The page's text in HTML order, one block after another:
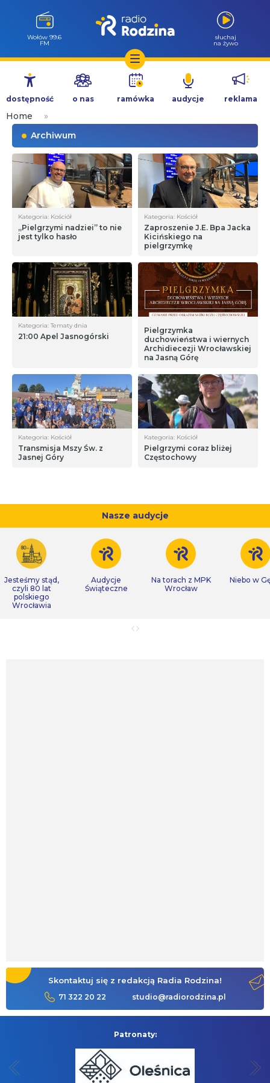
Przejdź
treści
Wołów 99.6
FM
słuchaj
na żywo
dostępność o nas ramówka audycje reklama
Home
»
Archiwum
Kategoria: Kościół
„Pielgrzymi nadziei” to nie
jest tylko hasło
Kategoria: Kościół
Zaproszenie J.E. Bpa Jacka
Kicińskiego na
pielgrzymkę
Kategoria: Tematy dnia
21:00 Apel Jasnogórski
Pielgrzymka
duchowieństwa i wiernych
Archidiecezji Wrocławskiej
na Jasną Górę
Kategoria: Kościół
Transmisja Mszy Św. z
Jasnej Góry
Kategoria: Kościół
Pielgrzymi coraz bliżej
Częstochowy
Nasze audycje
Jesteśmy stąd,
czyli 80 lat
polskiego
Wrocławia
Audycje
Świąteczne
Na torach z MPK
Wrocław
Niebo w
Skontaktuj się z redakcją Radia Rodzina!
71 322 20 22 studio@radiorodzina.pl
Patronaty: